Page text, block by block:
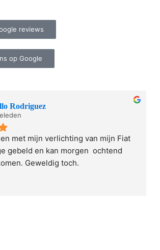
reviews
op Google
Rodriguez
met mijn verlichting van mijn Fiat
gebeld en kan morgen  ochtend
Geweldig toch.